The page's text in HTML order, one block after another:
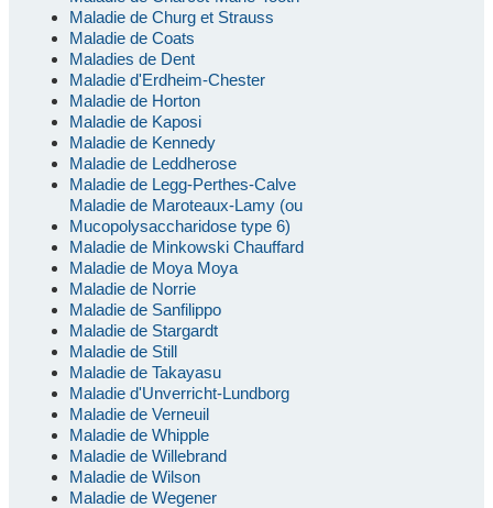
Maladie de Churg et Strauss
Maladie de Coats
Maladies de Dent
Maladie d'Erdheim-Chester
Maladie de Horton
Maladie de Kaposi
Maladie de Kennedy
Maladie de Leddherose
Maladie de Legg-Perthes-Calve
Maladie de Maroteaux-Lamy (ou
Mucopolysaccharidose type 6)
Maladie de Minkowski Chauffard
Maladie de Moya Moya
Maladie de Norrie
Maladie de Sanfilippo
Maladie de Stargardt
Maladie de Still
Maladie de Takayasu
Maladie d'Unverricht-Lundborg
Maladie de Verneuil
Maladie de Whipple
Maladie de Willebrand
Maladie de Wilson
Maladie de Wegener